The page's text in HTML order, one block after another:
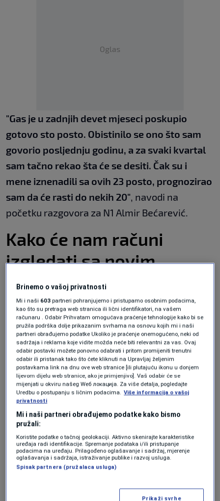
Oglas
"Gas je u zadnjih devet mjeseci poskupio
gotovo sto posto. Obistinilo se ono što sam
govorio posljednju godinu, a za svaki kvartal
sam tačno rekao šta će se desiti. Čak su i
mene iznenadili sa ovih 23 posto, prognozirao
sam da će rasti do nekih 20", navodi na
početku razgovora za N1 Almir Bećarević.
Kako će nam računi
izgledati sa novim
cijenama?
Bećarević je na primjeru objasnio i kako će
izmjene cijena izgledati na računima građana.
"Ako je neko u januaru imao račun za plin od
300 KM, u ovom januaru će taj isti plin plaćati
negdje između 500 i 600 KM - iako plin dolazi
istim pravcem i sve ostaje isto", pojašnjava
stručnjak.
Iz Energoinvesta su, podsjeća Bećarević,
cijene nafte na svjetskom tržištu, te pada eura.
Brinemo o vašoj privatnosti
Mi i naši 603 partneri pohranjujemo i pristupamo osobnim podacima,
kao što su pretraga web stranica ili lični identifikatori, na vašem
računaru . Odabir Prihvatam omogućava praćenje tehnologije kako bi se
pružila podrška dolje prikazanim svrhama na osnovu kojih mi i naši
partneri obrađujemo podatke Ukoliko je praćenje onemogućeno, neki od
sadržaja i reklama koje vidite možda neće biti relevantni za vas. Ovaj
odabir postavki možete ponovno odabrati i pritom promijeniti trenutni
odabir ili pristanak tako što ćete kliknuti na Upravljaj željenim
postavkama link na dnu ove web stranice [ili plutajuću ikonu u donjem
lijevom dijelu web stranice, ako je primjenjivo]. Vaš odabir će se
mijenjati u okviru našeg Wеб локација. Za više detalja, pogledajte
Uredbu o postupanju s ličnim podacima. Više informacija o vašoj
privatnosti
Mi i naši partneri obrađujemo podatke kako bismo
pružali:
Koristite podatke o tačnoj geolokaciji. Aktivno skenirajte karakteristike
uređaja radi identifikacije. Spremanje podataka i/ili pristupanje
podacima na uređaju. Prilagođeno oglašavanje i sadržaj, mjerenje
oglašavanja i sadržaja, istraživanje publike i razvoj usluga.
Spisak partnera (pružalaca usluga)
Prikaži svrhe